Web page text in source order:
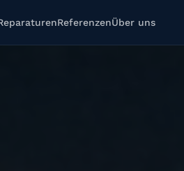
ReferenzenÜber uns